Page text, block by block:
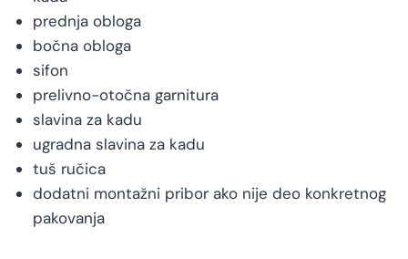
prednja obloga
bočna obloga
sifon
prelivno-otočna garnitura
slavina za kadu
ugradna slavina za kadu
tuš ručica
dodatni montažni pribor ako nije deo konkretnog
pakovanja